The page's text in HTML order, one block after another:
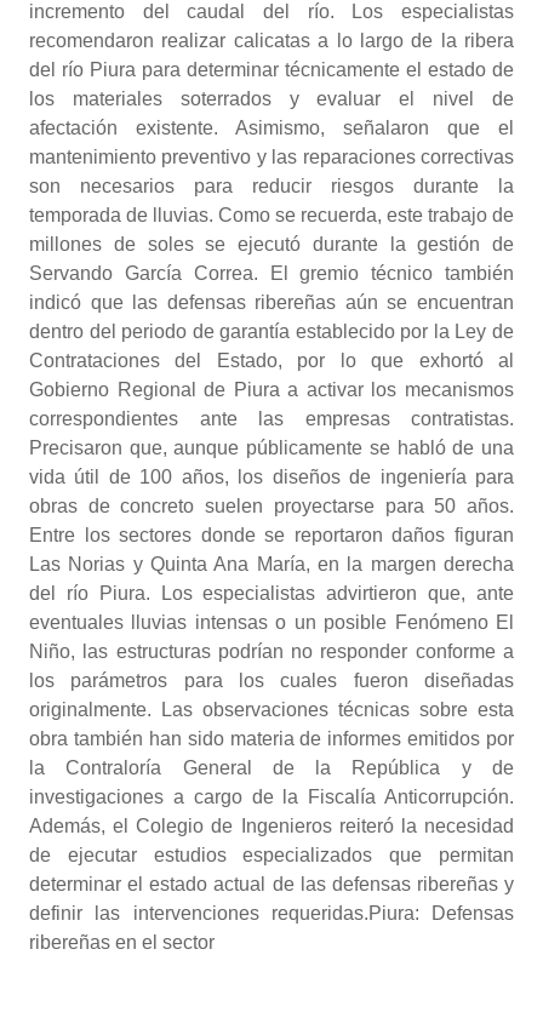
incremento del caudal del río. Los especialistas
recomendaron realizar calicatas a lo largo de la ribera
del río Piura para determinar técnicamente el estado de
los materiales soterrados y evaluar el nivel de
afectación existente. Asimismo, señalaron que el
mantenimiento preventivo y las reparaciones correctivas
son necesarios para reducir riesgos durante la
temporada de lluvias. Como se recuerda, este trabajo de
millones de soles se ejecutó durante la gestión de
Servando García Correa. El gremio técnico también
indicó que las defensas ribereñas aún se encuentran
dentro del periodo de garantía establecido por la Ley de
Contrataciones del Estado, por lo que exhortó al
Gobierno Regional de Piura a activar los mecanismos
correspondientes ante las empresas contratistas.
Precisaron que, aunque públicamente se habló de una
vida útil de 100 años, los diseños de ingeniería para
obras de concreto suelen proyectarse para 50 años.
Entre los sectores donde se reportaron daños figuran
Las Norias y Quinta Ana María, en la margen derecha
del río Piura. Los especialistas advirtieron que, ante
eventuales lluvias intensas o un posible Fenómeno El
Niño, las estructuras podrían no responder conforme a
los parámetros para los cuales fueron diseñadas
originalmente. Las observaciones técnicas sobre esta
obra también han sido materia de informes emitidos por
la Contraloría General de la República y de
investigaciones a cargo de la Fiscalía Anticorrupción.
Además, el Colegio de Ingenieros reiteró la necesidad
de ejecutar estudios especializados que permitan
determinar el estado actual de las defensas ribereñas y
definir las intervenciones requeridas.Piura: Defensas
ribereñas en el sector